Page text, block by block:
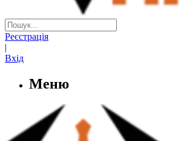
Реєстрація
|
Вхід
Меню